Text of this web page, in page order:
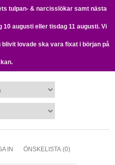
tulpan- & narcisslökar samt nästa
augusti eller tisdag 11 augusti. Vi
lovade ska vara fixat i början på
IN ÖNSKELISTA (0)